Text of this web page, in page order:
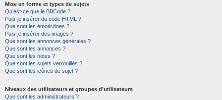
Mise en forme et types de sujets
Qu’est-ce que le BBCode ?
Puis-je insérer du code HTML ?
Que sont les émoticônes ?
Puis-je insérer des images ?
Que sont les annonces générales ?
Que sont les annonces ?
Que sont les notes ?
Que sont les sujets verrouillés ?
Que sont les icônes de sujet ?
Niveaux des utilisateurs et groupes d’utilisateurs
Que sont les administrateurs ?